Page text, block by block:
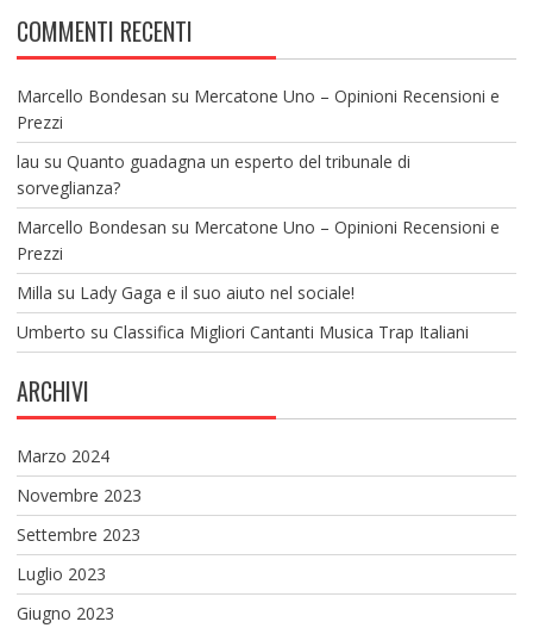
COMMENTI RECENTI
Marcello Bondesan su Mercatone Uno – Opinioni Recensioni e
Prezzi
lau su Quanto guadagna un esperto del tribunale di
sorveglianza?
Marcello Bondesan su Mercatone Uno – Opinioni Recensioni e
Prezzi
Milla su Lady Gaga e il suo aiuto nel sociale!
Umberto su Classifica Migliori Cantanti Musica Trap Italiani
ARCHIVI
Marzo 2024
Novembre 2023
Settembre 2023
Luglio 2023
Giugno 2023